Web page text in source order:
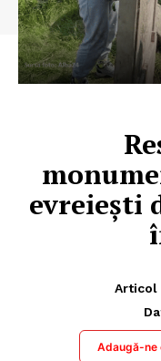
evreiești
Articol
Adaugă-ne